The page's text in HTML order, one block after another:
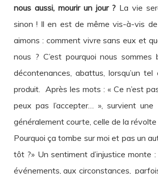
nous aussi, mourir un jour ? La vie
sinon ! Il en est de même vis-à-vis
aimons : comment vivre sans eux et
nous ? C’est pourquoi nous sommes
décontenances, abattus, lorsqu’un
produit. Après les mots : « Ce n’est
peux pas l’accepter… », survient une
généralement courte, celle de la révolte
Pourquoi ça tombe sur moi et pas un
tôt ?» Un sentiment d’injustice monte
événements, aux circonstances,